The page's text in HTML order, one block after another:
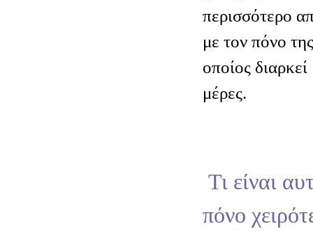
περισσότερο
με τον πόνο
οποίος
μέρες.
Τι είναι
πόνο